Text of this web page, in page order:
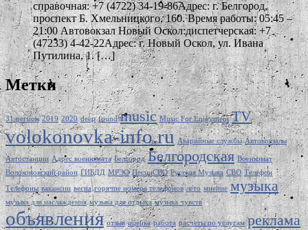
справочная: +7 (4722) 34-19-86Адрес: г. Белгород,
проспект Б. Хмельницкого, 160. Время работы: 05:45 –
21:00 Автовокзал Новый Оскол:диспетчерская: +7
(47233) 4-42-22Адрес: г. Новый Оскол, ул. Ивана
Путилина, 1. […]
Метки
31 регион 2019 2020 deep found music Music For Enjoyment TV
volokonovka-info.ru Аварийные службы Автовокзалы
Автостанции Адрес военкомата Белгород Белгородская Военкомат
Волоконовский район ГИБДД МРЭО ПесниСВО Русская Музыка СВО Телефон
Телефоны вакансии весна горячие номера телефонов лето мнение музыка
музыка для наслаждения музыка для отдыха музыка чувств
объявления отзыв оценка работа расчеты по услугам реклама